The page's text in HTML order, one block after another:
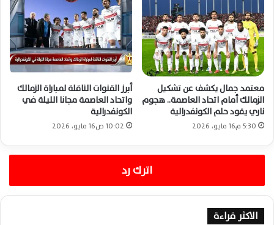
معتمد جمال يكشف عن تشكيل
الزمالك أمام اتحاد العاصمة.. هجوم
ناري يقود حلم الكونفدرالية
5:30 م16 مايو، 2026
أبرز القنوات الناقلة لمباراة الزمالك
واتحاد العاصمة مجانا الليلة في
الكونفدرالية
10:02 ص16 مايو، 2026
اترك رد
الاكثر قراءة